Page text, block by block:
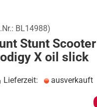
erstellen
vergessen?
BL14988)
Stunt Scooter
X oil slick
Lieferzeit: ausverkauft